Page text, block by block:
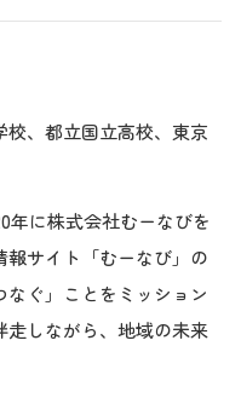
、都立国立高校、東京
年に株式会社むーなびを
サイト「むーなび」の
ぐ」ことをミッション
しながら、地域の未来